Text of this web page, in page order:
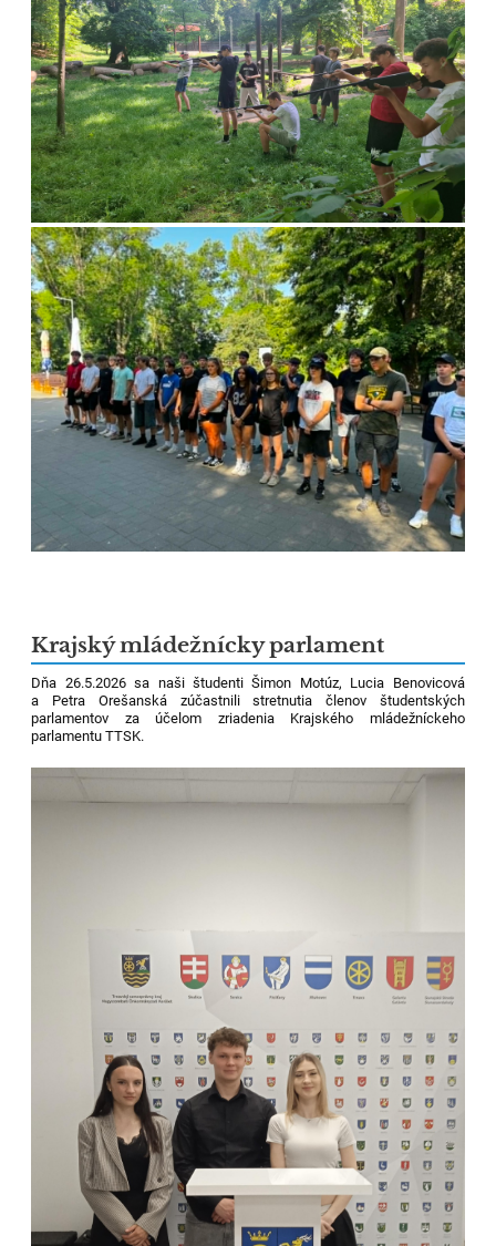
Krajský mládežnícky parlament
Dňa 26.5.2026 sa naši študenti Šimon Motúz, Lucia Benovicová
a Petra Orešanská zúčastnili stretnutia členov študentských
parlamentov za účelom zriadenia Krajského mládežníckeho
parlamentu TTSK.